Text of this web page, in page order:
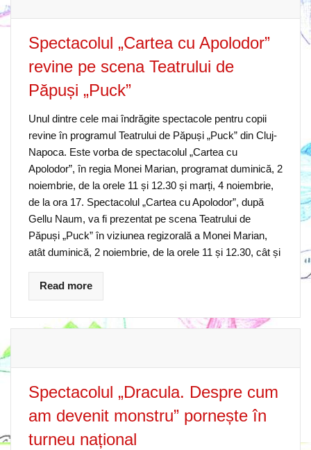
Spectacolul „Cartea cu Apolodor”
revine pe scena Teatrului de
Păpuși „Puck”
Unul dintre cele mai îndrăgite spectacole pentru copii
revine în programul Teatrului de Păpuși „Puck” din Cluj-
Napoca. Este vorba de spectacolul „Cartea cu
Apolodor”, în regia Monei Marian, programat duminică, 2
noiembrie, de la orele 11 și 12.30 și marți, 4 noiembrie,
de la ora 17. Spectacolul „Cartea cu Apolodor”, după
Gellu Naum, va fi prezentat pe scena Teatrului de
Păpuși „Puck” în viziunea regizorală a Monei Marian,
atât duminică, 2 noiembrie, de la orele 11 și 12.30, cât și
Read more
Spectacolul „Dracula. Despre cum
am devenit monstru” pornește în
turneu național